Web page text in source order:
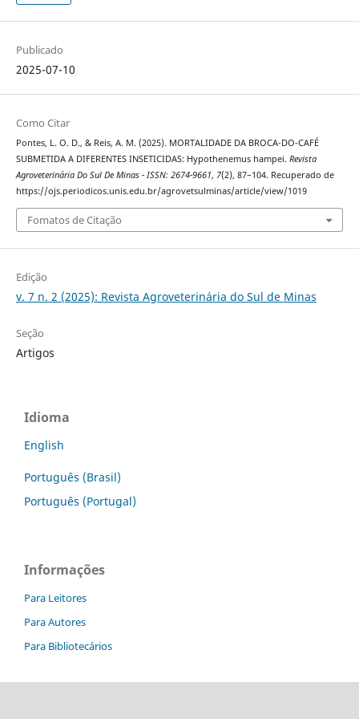
Publicado
2025-07-10
Como Citar
Pontes, L. O. D., & Reis, A. M. (2025). MORTALIDADE DA BROCA-DO-CAFÉ
SUBMETIDA A DIFERENTES INSETICIDAS: Hypothenemus hampei. Revista
Agroveterinária Do Sul De Minas - ISSN: 2674-9661, 7(2), 87–104. Recuperado de
https://ojs.periodicos.unis.edu.br/agrovetsulminas/article/view/1019
Fomatos de Citação
Edição
v. 7 n. 2 (2025): Revista Agroveterinária do Sul de Minas
Seção
Artigos
Idioma
English
Português (Brasil)
Português (Portugal)
Informações
Para Leitores
Para Autores
Para Bibliotecários